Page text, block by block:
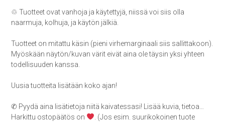
♲ Tuotteet ovat vanhoja ja käytettyjä, niissä voi siis olla
naarmuja, kolhuja, ja käytön jälkiä.
Tuotteet on mitattu käsin (pieni virhemarginaali siis sallittakoon).
Myöskään näytön/kuvan värit eivät aina ole täysin yksi yhteen
todellisuuden kanssa.
Uusia tuotteita lisätään koko ajan!
✆ Pyydä aina lisätietoja niitä kaivatessasi! Lisää kuvia, tietoa…
Harkittu ostopäätös on
. (Jos esim. suurikokoinen tuote